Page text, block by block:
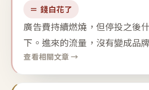
＝ 錢白花了
廣告費持續燃燒，但停投之後
下。進來的流量，沒有變成品
查看相關文章 →